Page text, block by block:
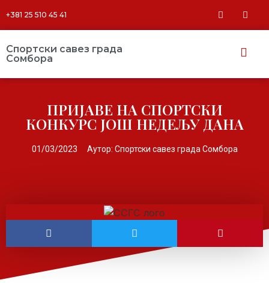
+381 25 510 45 41
Спортски савез града
Сомбора​
ПРИЈАВЕ НА СПОРТСКИ
КОНКУРС ЈОШ НЕДЕЉУ ДАНА
01/03/2023 Аутор: Спортски савез града Сомбора